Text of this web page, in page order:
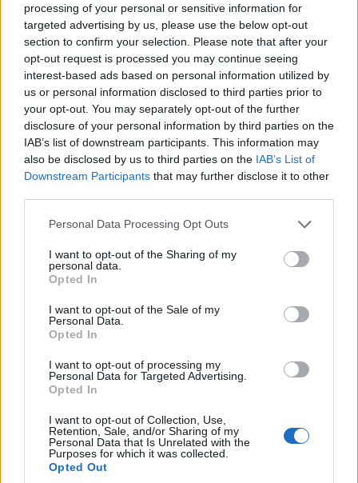
processing of your personal or sensitive information for
targeted advertising by us, please use the below opt-out
section to confirm your selection. Please note that after your
opt-out request is processed you may continue seeing
interest-based ads based on personal information utilized by
us or personal information disclosed to third parties prior to
your opt-out. You may separately opt-out of the further
disclosure of your personal information by third parties on the
IAB’s list of downstream participants. This information may
also be disclosed by us to third parties on the IAB’s List of
Downstream Participants that may further disclose it to other
Please note that this website/app uses one or more Google
not limited to your visit or usage behaviour. You may click to
grant or deny consent to Google and its third-party tags to
use your data for below specified purposes in below Google
consent section.
Personal Data Processing Opt Outs
I want to opt-out of the Sharing of my
personal data.
Opted In
I want to opt-out of the Sale of my
Personal Data.
Opted In
I want to opt-out of processing my
Personal Data for Targeted Advertising.
Opted In
I want to opt-out of Collection, Use,
Retention, Sale, and/or Sharing of my
Personal Data that Is Unrelated with the
Purposes for which it was collected.
Opted Out
ΠΟΝΤΟΣ
Δήμος Καλαμαριάς: Υπερπαραγωγή ποντιακής
μνήμης το Πανηγύρι Μεταμορφώσεως του
Σωτήρος
6/08/2026 - 10:46μμ
ΠΟΝΤΟΣ
ορθόδοξα μοναστήρια της Τραπεζούντας
6/08/2026 - 9:11μμ